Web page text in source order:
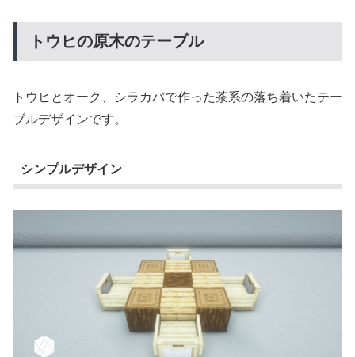
トウヒの原木のテーブル
トウヒとオーク、シラカバで作った茶系の落ち着いたテー
ブルデザインです。
シンプルデザイン